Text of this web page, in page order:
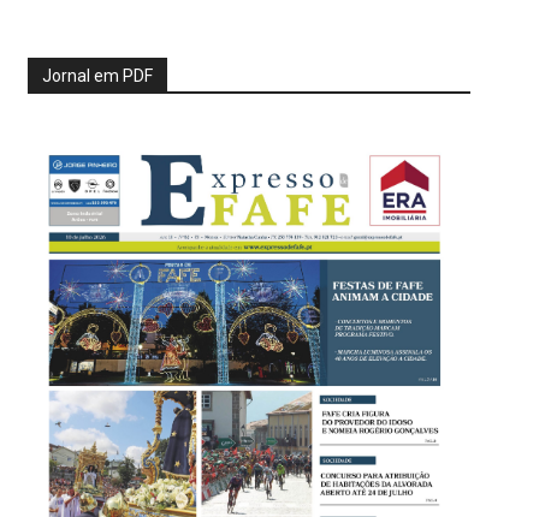
Jornal em PDF